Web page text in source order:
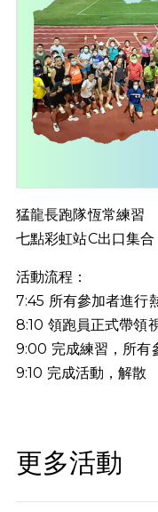
猛龍長跑隊恆常練習
七點彩虹站C出口集合
活動流程：
7:45 所有參加者進行
8:10 領跑員正式帶領
9:00 完成練習，所有
9:10 完成活動，解散
更多活動